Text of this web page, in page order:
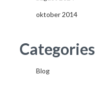
oktober 2014
Categories
Blog